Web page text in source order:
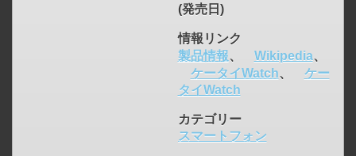
(発売日)
情報リンク
製品情報、 Wikipedia、
ケータイWatch、
ケー
タイWatch
カテゴリー
スマートフォン